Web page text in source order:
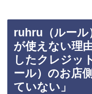
ruhru（ルール
が使えない理
したクレジッ
ール）のお店
ていない」